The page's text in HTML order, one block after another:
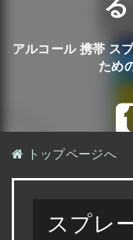
アルコール 携帯 ス
ため
トップページへ
スプレ